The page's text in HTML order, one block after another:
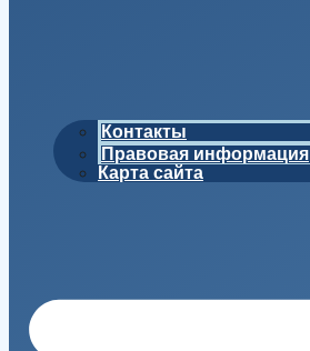
Контакты
Правовая информация
Карта сайта